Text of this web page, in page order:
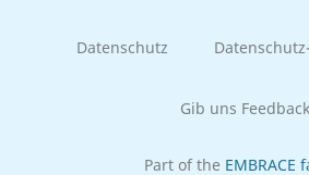
Datenschutz
Gib uns Feedback
Part of the EMBRACE